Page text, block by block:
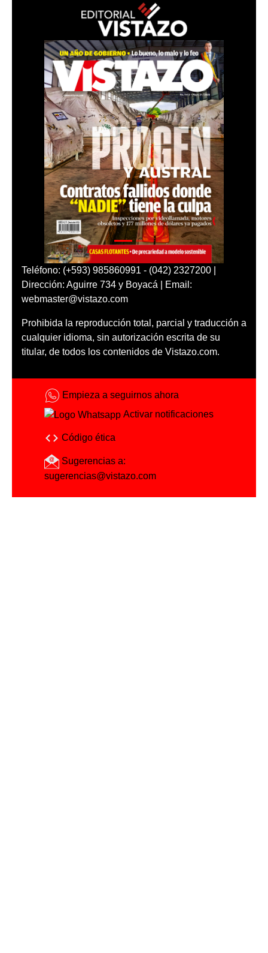
Teléfono: (+593) 985860991 - (042) 2327200 |
Dirección: Aguirre 734 y Boyacá | Email:
webmaster@vistazo.com
Prohibida la reproducción total, parcial y traducción a
cualquier idioma, sin autorización escrita de su
titular, de todos los contenidos de Vistazo.com.
Empieza a seguirnos ahora
Activar notificaciones
Código ética
Sugerencias a:
sugerencias@vistazo.com